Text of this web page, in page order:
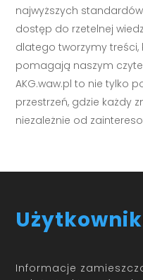
najwyższych
dostęp do rzetelnej
dlatego tworzymy treści,
pomagają naszym
AKG.waw.pl to nie tylko
przestrzeń, gdzie każdy
niezależnie od
Informacje